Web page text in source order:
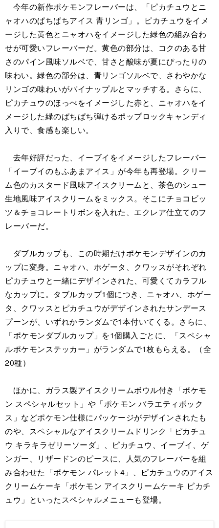
今年の新作ポケモンフレーバーは、「ピカチュウとニ
ャオハのぱちぱちアイス 青リンゴ」。ピカチュウをイメ
ージした黄色とニャオハをイメージした緑色の組み合わ
せが可愛いフレーバーだ。黄色の部分は、コクのある甘
さのパイン風味ソルベで、甘さと酸味が夏にぴったりの
味わい。緑色の部分は、青リンゴソルベで、さわやかな
リンゴの味わいがパイナップルとマッチする。さらに、
ピカチュウのほっぺをイメージした赤と、ニャオハをイ
メージした緑のぱちぱち弾けるポップロックキャンディ
入りで、食感も楽しい。
去年好評だった、イーブイをイメージしたフレーバー
「イーブイのもふあまアイス」が今年も再登場。クリー
ム色のカスタード風味アイスクリームと、茶色のシュー
生地風味アイスクリームをミックス。そこにチョコビッ
ツ＆チョコレートリボンを入れた、エクレア仕立てのフ
レーバーだ。
ダブルカップも、この時期だけポケモンデザインのカ
ップに変身。ニャオハ、ホゲータ、クワッスがそれぞれ
ピカチュウと一緒にデザインされた、可愛くてカラフル
なカップに。タブルカップ1個につき、ニャオハ、ホゲー
タ、クワッスとピカチュウがデザインされたサンデース
プーンが、いずれかランダムで1本付いてくる。さらに、
「ポケモンダブルカップ」を1個購入ごとに、「スペシャ
ルポケモンステッカー」がランダムで1枚もらえる。（全
20種）
ほかに、ガラス製アイスクリームボウル付き「ポケモ
ン スペシャルセット」や「ポケモン バラエティボック
ス」などポケモン仕様にパッケージがデザインされたも
のや、スペシャルなアイスクリームドリンク「ピカチュ
ウ キラキラゼリーソーダ」、ピカチュウ、イーブイ、ゲ
ンガー、リザードンのピースに、人気のフレーバーを組
み合わせた「ポケモン パレット4」、ピカチュウのアイス
クリームケーキ「ポケモン アイスクリームケーキ ピカチ
ュウ」といったスペシャルメニューも登場。